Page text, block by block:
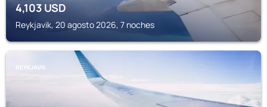
4,103USD
Reykjavik, 20 agosto 2026, 7 noches
REYKJAVIK